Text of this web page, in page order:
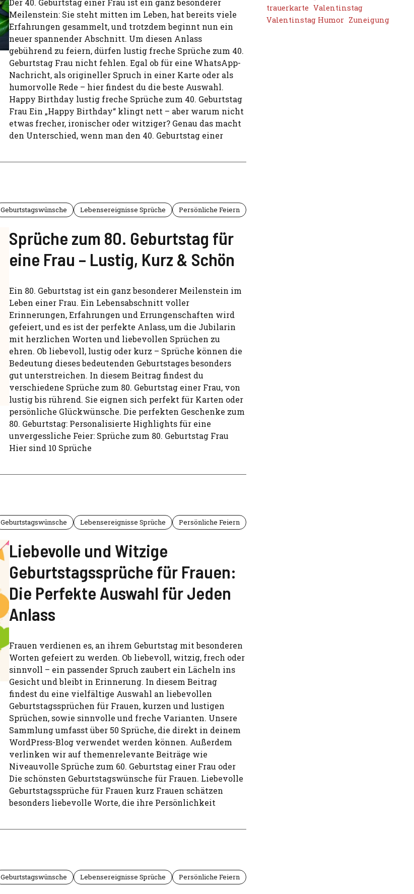
Der 40. Geburtstag einer Frau ist ein ganz besonderer
Meilenstein: Sie steht mitten im Leben, hat bereits viele
Erfahrungen gesammelt, und trotzdem beginnt nun ein
neuer spannender Abschnitt. Um diesen Anlass
gebührend zu feiern, dürfen lustig freche Sprüche zum 40.
Geburtstag Frau nicht fehlen. Egal ob für eine WhatsApp-
Nachricht, als origineller Spruch in einer Karte oder als
humorvolle Rede – hier findest du die beste Auswahl.
Happy Birthday lustig freche Sprüche zum 40. Geburtstag
Frau Ein „Happy Birthday“ klingt nett – aber warum nicht
etwas frecher, ironischer oder witziger? Genau das macht
den Unterschied, wenn man den 40. Geburtstag einer
Geburtstagswünsche Lebensereignisse Sprüche Persönliche Feiern
Sprüche zum 80. Geburtstag für
eine Frau – Lustig, Kurz & Schön
Ein 80. Geburtstag ist ein ganz besonderer Meilenstein im
Leben einer Frau. Ein Lebensabschnitt voller
Erinnerungen, Erfahrungen und Errungenschaften wird
gefeiert, und es ist der perfekte Anlass, um die Jubilarin
mit herzlichen Worten und liebevollen Sprüchen zu
ehren. Ob liebevoll, lustig oder kurz – Sprüche können die
Bedeutung dieses bedeutenden Geburtstages besonders
gut unterstreichen. In diesem Beitrag findest du
verschiedene Sprüche zum 80. Geburtstag einer Frau, von
lustig bis rührend. Sie eignen sich perfekt für Karten oder
persönliche Glückwünsche. Die perfekten Geschenke zum
80. Geburtstag: Personalisierte Highlights für eine
unvergessliche Feier: Sprüche zum 80. Geburtstag Frau
Hier sind 10 Sprüche
Geburtstagswünsche Lebensereignisse Sprüche Persönliche Feiern
Liebevolle und Witzige
Geburtstagssprüche für Frauen:
Die Perfekte Auswahl für Jeden
Anlass
Frauen verdienen es, an ihrem Geburtstag mit besonderen
Worten gefeiert zu werden. Ob liebevoll, witzig, frech oder
sinnvoll – ein passender Spruch zaubert ein Lächeln ins
Gesicht und bleibt in Erinnerung. In diesem Beitrag
findest du eine vielfältige Auswahl an liebevollen
Geburtstagssprüchen für Frauen, kurzen und lustigen
Sprüchen, sowie sinnvolle und freche Varianten. Unsere
Sammlung umfasst über 50 Sprüche, die direkt in deinem
WordPress-Blog verwendet werden können. Außerdem
verlinken wir auf themenrelevante Beiträge wie
Niveauvolle Sprüche zum 60. Geburtstag einer Frau oder
Die schönsten Geburtstagswünsche für Frauen. Liebevolle
Geburtstagssprüche für Frauen kurz Frauen schätzen
besonders liebevolle Worte, die ihre Persönlichkeit
Geburtstagswünsche Lebensereignisse Sprüche Persönliche Feiern
trauerkarte Valentinstag
Valentinstag Humor Zuneigung